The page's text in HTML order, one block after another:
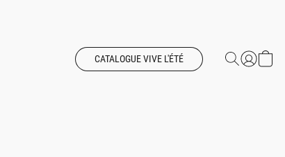
CATALOGUE VIVE L'ÉTÉ